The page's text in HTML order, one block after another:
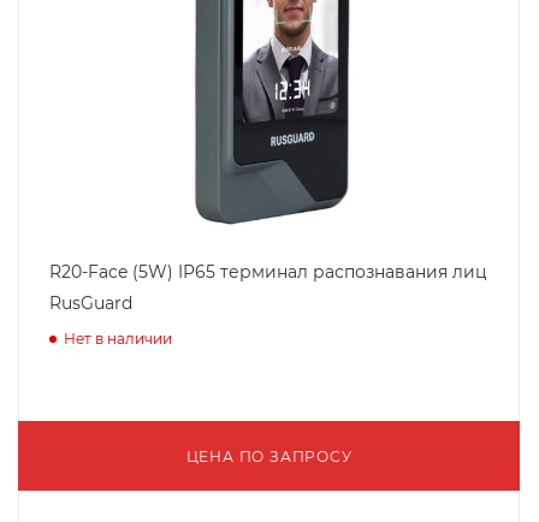
R20-Face (5W) IP65 терминал распознавания лиц
RusGuard
Нет в наличии
ЦЕНА ПО ЗАПРОСУ